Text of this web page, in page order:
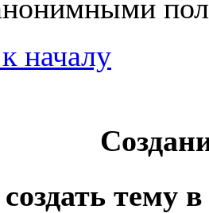
началу
тему